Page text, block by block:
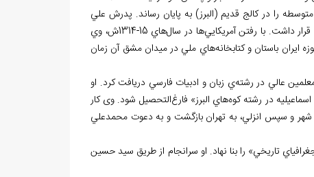
را در كالج قديم (البرز) به پايان رساند. پدرش علي
داشت. با رفتن آمريكاييها در سال
هاي 15-1314ش، وي
ايران باستان و كتابخانههاي ملي در ميدان مشق آن زمان
ي زبان و ادبيات فارسي دريافت كرد. او
در رشته كوههاي البرز» فارغالتحصيل شود. وی كار
اين شهر و سپس انزلي، به تهران بازگشت و به دعوت محمدعلي
تاريخي» را بنا نهاد. او سرانجام از طريق سيد حسين